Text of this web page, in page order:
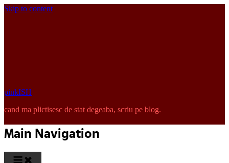
Skip to content
pinkISH
cand ma plictisesc de stat degeaba, scriu pe blog.
Main Navigation